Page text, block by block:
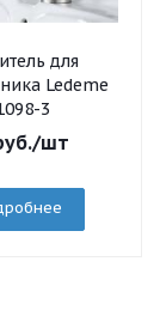
для
Ledeme
3
/шт